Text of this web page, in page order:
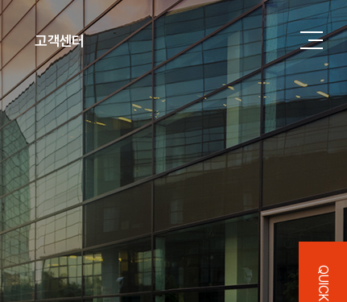
고객센터
Contact
사이버감사실 · 윤리경영
QUICK